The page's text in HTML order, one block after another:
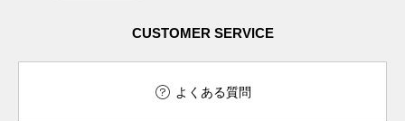
CUSTOMER SERVICE
よくある質問